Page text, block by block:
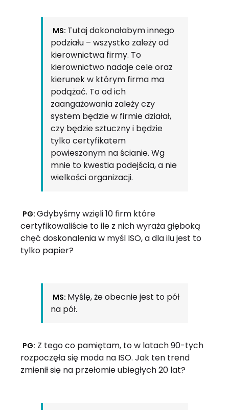
MS: Tutaj dokonałabym innego
podziału – wszystko zależy od
kierownictwa firmy. To
kierownictwo nadaje cele oraz
kierunek w którym firma ma
podążać. To od ich
zaangażowania zależy czy
system będzie w firmie działał,
czy będzie sztuczny i będzie
tylko certyfikatem
powieszonym na ścianie. Wg
mnie to kwestia podejścia, a nie
wielkości organizacji.
PG: Gdybyśmy wzięli 10 firm które
certyfikowaliście to ile z nich wyraża głęboką
chęć doskonalenia w myśl ISO, a dla ilu jest to
tylko papier?
MS: Myślę, że obecnie jest to pół
na pół.
PG: Z tego co pamiętam, to w latach 90-tych
rozpoczęła się moda na ISO. Jak ten trend
zmienił się na przełomie ubiegłych 20 lat?